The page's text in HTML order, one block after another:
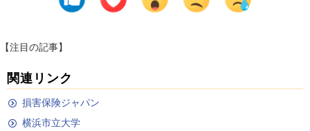
【注目の記事】
関連リンク
損害保険ジャパン
横浜市立大学